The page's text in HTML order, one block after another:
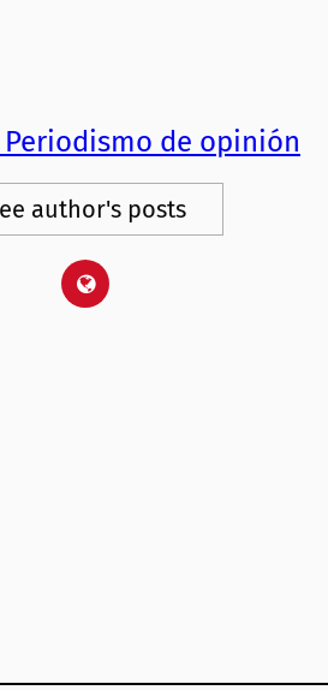
de opinión
author's posts